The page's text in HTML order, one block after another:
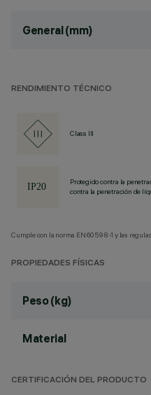
General (mm)
RENDIMIENTO TÉCNICO
Class III
Protegido contra la
contra la penetración de
Cumple con la norma EN60598-1 y las
PROPIEDADES FÍSICAS
Peso (kg)
Material
CERTIFICACIÓN DEL PRODUCTO